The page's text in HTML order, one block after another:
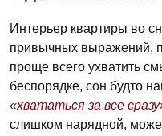
Интерьер квартиры во
привычных выражений,
проще всего ухватить
беспорядке, сон будто
«хвататься за все
слишком нарядной,